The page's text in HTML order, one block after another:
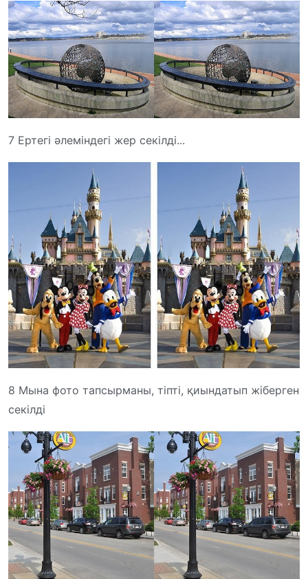
7 Ертегі әлеміндегі жер секілді...
8 Мына фото тапсырманы, тіпті, қиындатып жіберген
секілді